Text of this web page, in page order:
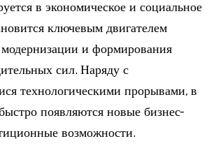
в экономическое и социальное
ключевым двигателем
и формирования
сил. Наряду с
технологическими прорывами, в
появляются новые бизнес-
возможности.